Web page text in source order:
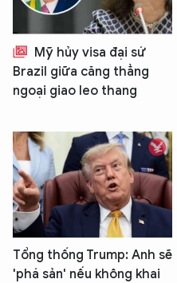
Mỹ hủy visa đại sứ
Brazil giữa căng thẳng
ngoại giao leo thang
Tổng thống Trump: Anh sẽ
'phá sản' nếu không khai